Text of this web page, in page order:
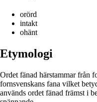
orörd
intakt
ohänt
Etymologi
Ordet fänad härstammar från
fornsvenskans fana vilket
används ordet fänad främst i